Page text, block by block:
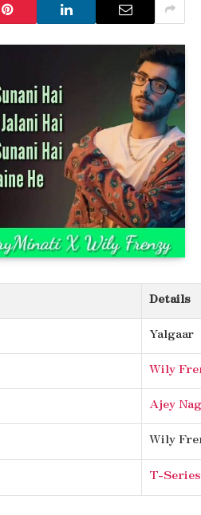
Details
Yalgaar
Wily
Ajey
Wily
T-Series